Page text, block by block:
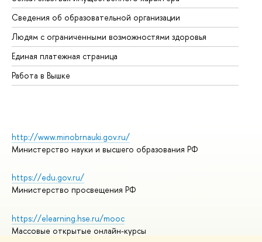
Сведения об образовательной организации
Людям с ограниченными возможностями здоровья
Единая платежная страница
Работа в Вышке
http://www.minobrnauki.gov.ru/
Министерство науки и высшего образования РФ
https://edu.gov.ru/
Министерство просвещения РФ
https://elearning.hse.ru/mooc
Массовые открытые онлайн-курсы